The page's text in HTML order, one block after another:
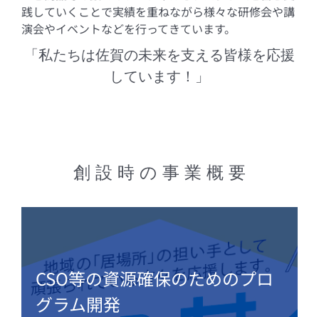
践していくことで実績を重ねながら様々な研修会や講
演会やイベントなどを行ってきています。
「私たちは佐賀の未来を支える皆様を応援
しています！」
創 設 時 の 事 業 概 要
CSO等の資源確保のためのプロ
グラム開発